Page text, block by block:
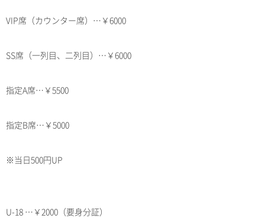
VIP席（カウンター席）…￥6000
SS席（一列目、二列目）…￥6000
指定A席…￥5500
指定B席…￥5000
※当日500円UP
U-18 …￥2000（要身分証）